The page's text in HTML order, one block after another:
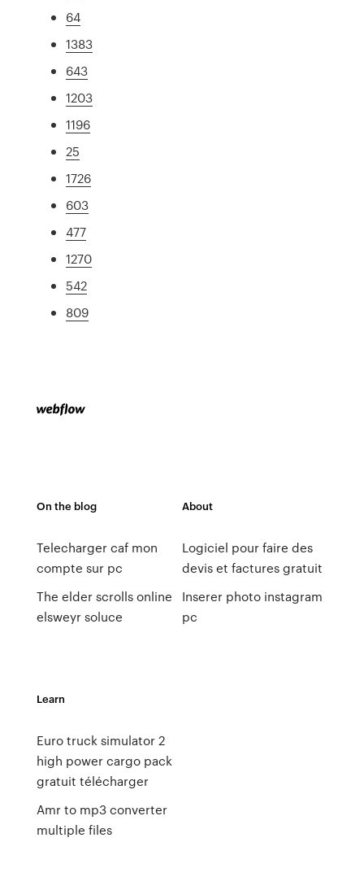
64
1383
643
1203
1196
25
1726
603
477
1270
542
809
On the blog
Telecharger caf mon
compte sur pc
The elder scrolls online
elsweyr soluce
About
Logiciel pour faire des
devis et factures gratuit
Inserer photo instagram
pc
Learn
Euro truck simulator 2
high power cargo pack
gratuit télécharger
Amr to mp3 converter
multiple files